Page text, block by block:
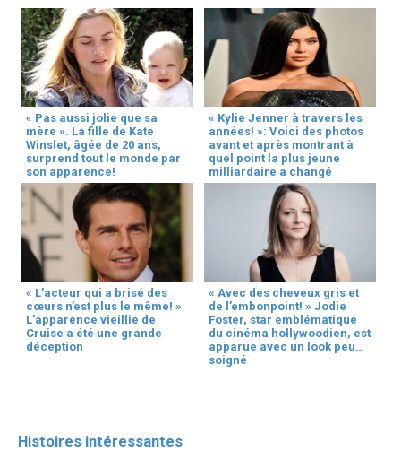
« Pas aussi jolie que sa
mère ». La fille de Kate
Winslet, âgée de 20 ans,
surprend tout le monde par
son apparence!
« Kylie Jenner à travers les
années! »: Voici des photos
avant et après montrant à
quel point la plus jeune
milliardaire a changé
« L’acteur qui a brisé des
cœurs n’est plus le même! »
L’apparence vieillie de
Cruise a été une grande
déception
« Avec des cheveux gris et
de l’embonpoint! » Jodie
Foster, star emblématique
du cinéma hollywoodien, est
apparue avec un look peu
soigné
Histoires intéressantes